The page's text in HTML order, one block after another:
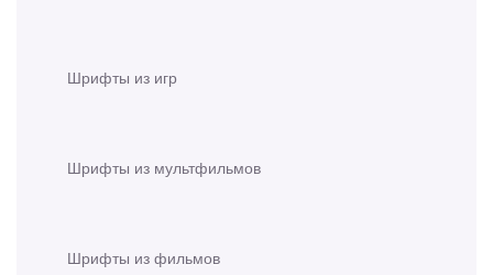
Шрифты из игр
Шрифты из мультфильмов
Шрифты из фильмов